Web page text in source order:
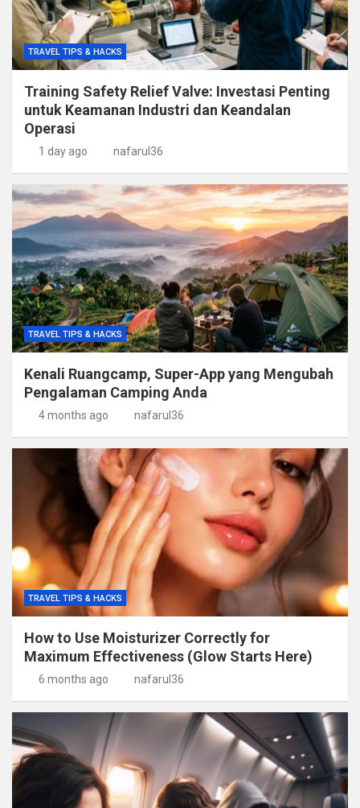
TRAVEL TIPS & HACKS
Training Safety Relief Valve: Investasi Penting
untuk Keamanan Industri dan Keandalan
Operasi
1 day ago nafarul36
TRAVEL TIPS & HACKS
Kenali Ruangcamp, Super-App yang Mengubah
Pengalaman Camping Anda
4 months ago nafarul36
TRAVEL TIPS & HACKS
How to Use Moisturizer Correctly for
Maximum Effectiveness (Glow Starts Here)
6 months ago nafarul36